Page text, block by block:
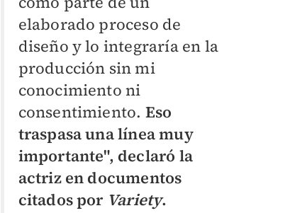
elaborado proceso de
diseño y lo integraría en la
producción sin mi
conocimiento ni
consentimiento. Eso
traspasa una línea muy
importante", declaró la
actriz en documentos
citados por Variety.